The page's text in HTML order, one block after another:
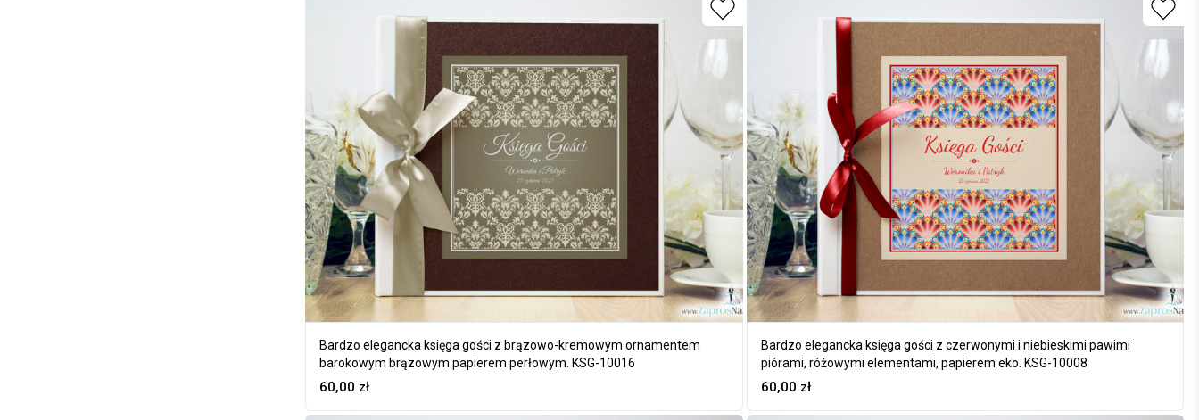
Bardzo elegancka księga gości z brązowo-kremowym ornamentem
barokowym brązowym papierem perłowym. KSG-10016
60,00 zł
Bardzo elegancka księga gości z czerwonymi i niebieskimi pawimi
piórami, różowymi elementami, papierem eko. KSG-10008
60,00 zł